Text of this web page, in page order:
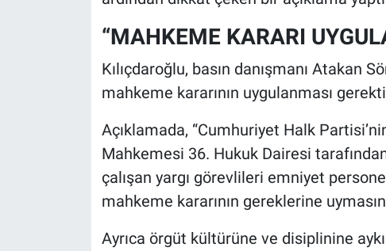
“MAHKEME KARARI
Kılıçdaroğlu, basın danışmanı Atakan
mahkeme kararının uygulanması
Açıklamada, “Cumhuriyet Halk
Mahkemesi 36. Hukuk Dairesi
çalışan yargı görevlileri emniyet
mahkeme kararının gereklerine
Ayrıca örgüt kültürüne ve disiplinine